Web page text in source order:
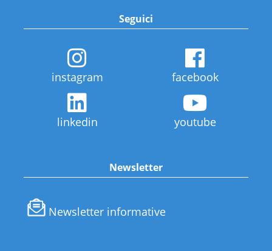
Seguici
instagram facebook
linkedin youtube
Newsletter
Newsletter informative